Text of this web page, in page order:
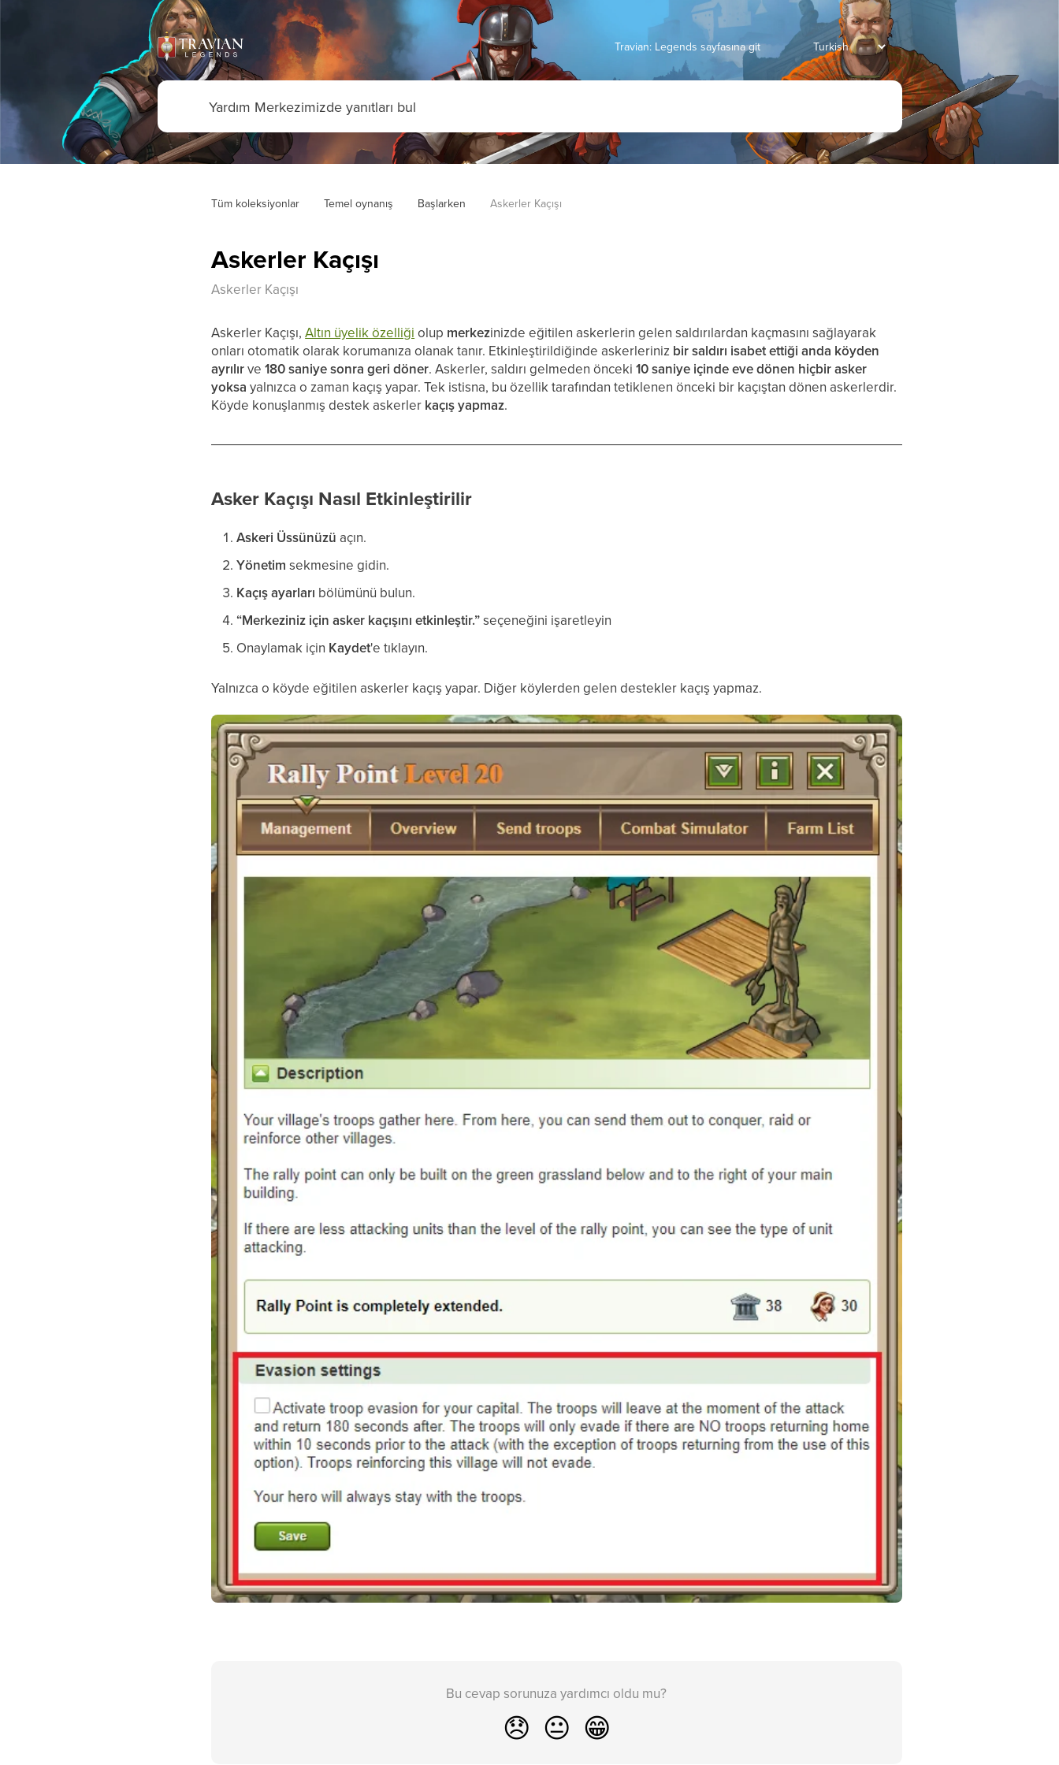
Travian: Legends sayfasına git
Tüm koleksiyonlar Temel oynanış Başlarken Askerler Kaçışı
Askerler Kaçışı
Askerler Kaçışı
Askerler Kaçışı,Altın üyelik özelliği olup merkezinizde eğitilen askerlerin gelen saldırılardan kaçmasını sağlayarak
onları otomatik olarak korumanıza olanak tanır. Etkinleştirildiğinde askerleriniz bir saldırı isabet ettiği anda köyden
ayrılırve180 saniye sonra geri döner. Askerler, saldırı gelmeden önceki10 saniye içinde eve dönen hiçbir asker
yoksa yalnızca o zaman kaçış yapar. Tek istisna, bu özellik tarafından tetiklenen önceki bir kaçıştan dönen askerlerdir.
Köyde konuşlanmış destek askerler kaçış yapmaz.
Asker Kaçışı Nasıl Etkinleştirilir
Askeri Üssünüzü açın.
Yönetim sekmesine gidin.
Kaçış ayarları bölümünü bulun.
“Merkeziniz için asker kaçışını etkinleştir.”seçeneğini işaretleyin
Onaylamak için Kaydet'e tıklayın.
Yalnızca o köyde eğitilen askerler kaçış yapar. Diğer köylerden gelen destekler kaçış yapmaz.
Bu cevap sorunuza yardımcı oldu mu?
😞 😐 😁